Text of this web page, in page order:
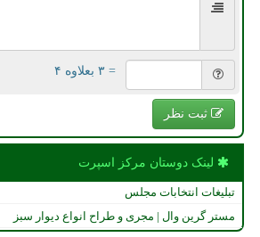
= ۳ بعلاوه ۴
ثبت نظر
لینک دوستان مركز اسپرت
تبلیغات انتخابات مجلس
مستر گرین وال | مجری و طراح انواع دیوار سبز